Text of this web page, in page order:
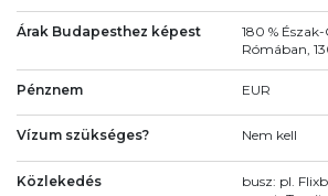
Árak Budapesthez képest
180 %
Rómában,
Pénznem EUR
Vízum szükséges? Nem kell
Közlekedés
busz: pl.